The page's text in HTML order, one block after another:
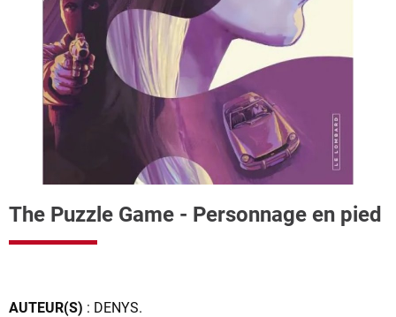
The Puzzle Game - Personnage en pied
AUTEUR(S) : DENYS.